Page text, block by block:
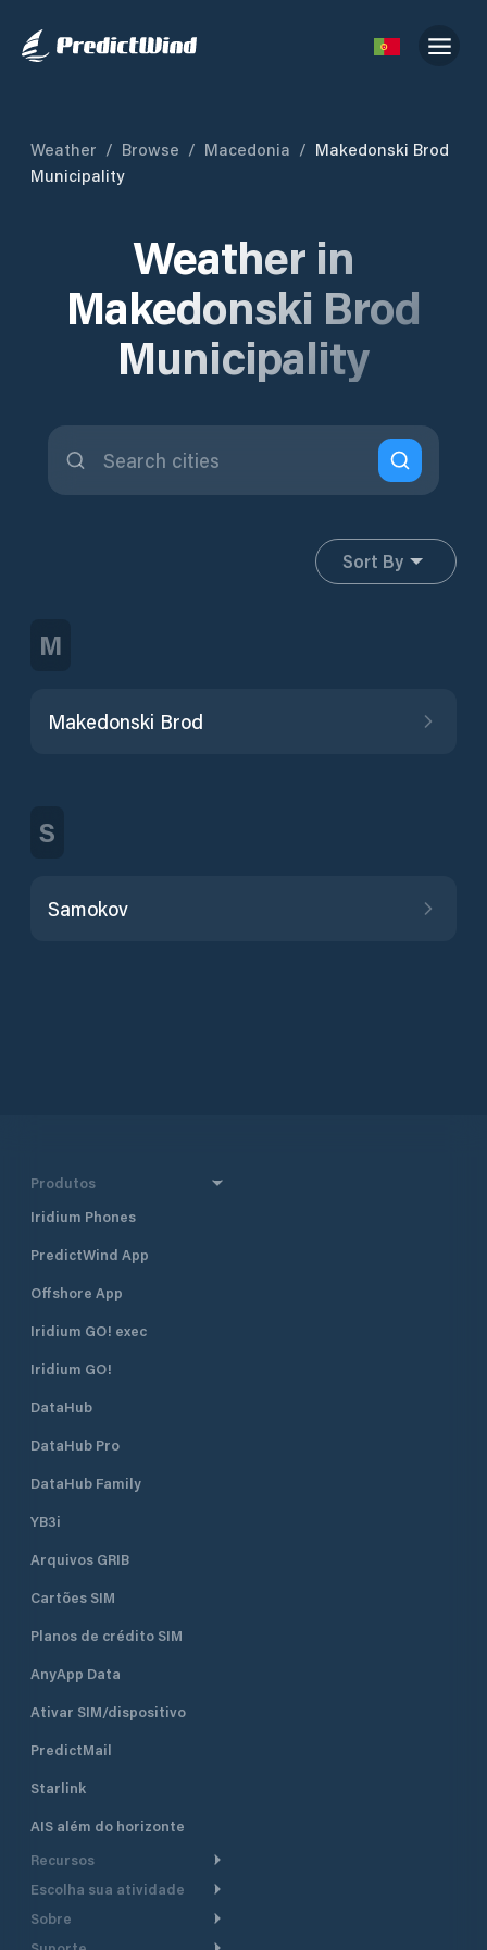
Weather / Browse / Macedonia / Makedonski Brod
Municipality
Weather in
Makedonski Brod
Municipality
Sort By
M
Makedonski Brod
S
Samokov
Produtos
Iridium Phones
PredictWind App
Offshore App
Iridium GO! exec
Iridium GO!
DataHub
DataHub Pro
DataHub Family
YB3i
Arquivos GRIB
Cartões SIM
Planos de crédito SIM
AnyApp Data
Ativar SIM/dispositivo
PredictMail
Starlink
AIS além do horizonte
Recursos
Roteamento meteorológico
Escolha sua atividade
Cruzeiro
Sobre